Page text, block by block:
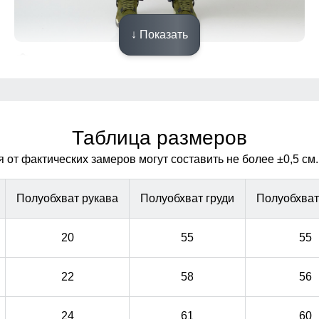
↓ Показать
Таблица размеров
фактических замеров могут составить не более ±0,5
Полуобхват рукава Полуобхват груди
20 55 55
22 58 56
24 61 60